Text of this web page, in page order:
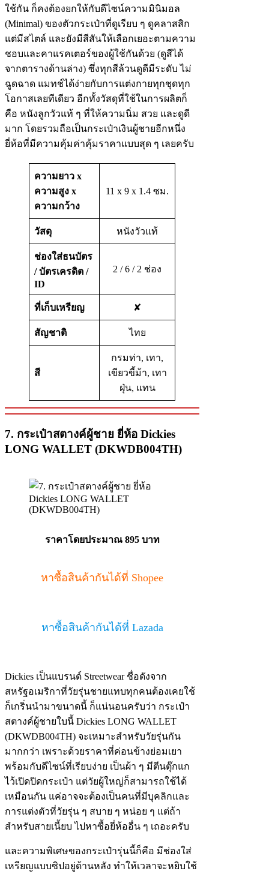
ใช้กัน ก็คงต้องยกให้กับดีไซน์ความมินิมอล
(Minimal) ของตัวกระเป๋าที่ดูเรียบ ๆ ดูคลาสสิก
แต่มีสไตล์ และยังมีสีสันให้เลือกเยอะตามความ
ชอบและคาแรคเตอร์ของผู้ใช้กันด้วย (ดูสีได้
จากตารางด้านล่าง) ซึ่งทุกสีล้วนดูดีมีระดับ ไม่
ฉูดฉาด แมทช์ได้ง่ายกับการแต่งกายทุกชุดทุก
โอกาสเลยทีเดียว อีกทั้งวัสดุที่ใช้ในการผลิตก็
คือ หนังลูกวัวแท้ ๆ ที่ให้ความนิ่ม สวย และดูดี
มาก โดยรวมถือเป็นกระเป๋าเงินผู้ชายอีกหนึ่ง
ยี่ห้อที่มีความคุ้มค่าคุ้มราคาแบบสุด ๆ เลยครับ
ความยาว x
ความสูง x
ความกว้าง
11 x 9 x 1.4 ซม.
วัสดุ หนังวัวแท้
ช่องใส่ธนบัตร
/บัตรเครดิต /
ID
2 / 6 / 2 ช่อง
ที่เก็บเหรียญ ✘
สัญชาติ ไทย
สี
กรมท่า, เทา,
เขียวขี้ม้า, เทา
ฝุ่น, แทน
7. กระเป๋าสตางค์ผู้ชาย ยี่ห้อ Dickies
LONG WALLET (DKWDB004TH)
ราคาโดยประมาณ 895 บาท
หาซื้อสินค้ากันได้ที่ Shopee
หาซื้อสินค้ากันได้ที่ Lazada
Dickies เป็นแบรนด์ Streetwear ชื่อดังจาก
สหรัฐอเมริกาที่วัยรุ่นชายแทบทุกคนต้องเคยใช้
ก็เกริ่นนำมาขนาดนี้ ก็แน่นอนครับว่า กระเป๋า
สตางค์ผู้ชายใบนี้ Dickies LONG WALLET
(DKWDB004TH) จะเหมาะสำหรับวัยรุ่นกัน
มากกว่า เพราะด้วยราคาที่ค่อนข้างย่อมเยา
พร้อมกับดีไซน์ที่เรียบง่าย เป็นผ้า ๆ มีตีนตุ๊กแก
ไว้เปิดปิดกระเป๋า แต่วัยผู้ใหญ่ก็สามารถใช้ได้
เหมือนกัน แค่อาจจะต้องเป็นคนที่มีบุคลิกและ
การแต่งตัวที่วัยรุ่น ๆ สบาย ๆ หน่อย ๆ แต่ถ้า
สำหรับสายเนี้ยบ ไปหาซื้อยี่ห้ออื่น ๆ เถอะครับ
และความพิเศษของกระเป๋ารุ่นนี้ก็คือ มีช่องใส่
เหรียญแบบซิปอยู่ด้านหลัง ทำให้เวลาจะหยิบใช้